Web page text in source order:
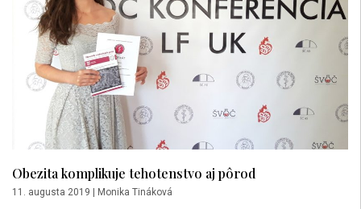
Obezita komplikuje tehotenstvo aj pôrod
11. augusta 2019 Monika Tináková